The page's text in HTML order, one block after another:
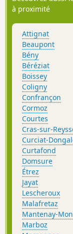
à proximité
Attignat
Beaupont
Bény
Béréziat
Boissey
Coligny
Confrançon
Cormoz
Courtes
Cras-sur-
Curciat-
Curtafond
Domsure
Étrez
Jayat
Lescheroux
Malafretaz
Mantenay-
Marboz